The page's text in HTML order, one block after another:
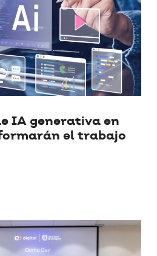
IA generativa en
el trabajo